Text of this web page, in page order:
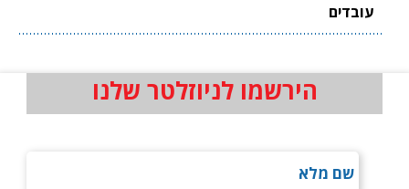
עובדים
הירשמו לניוזלטר שלנו